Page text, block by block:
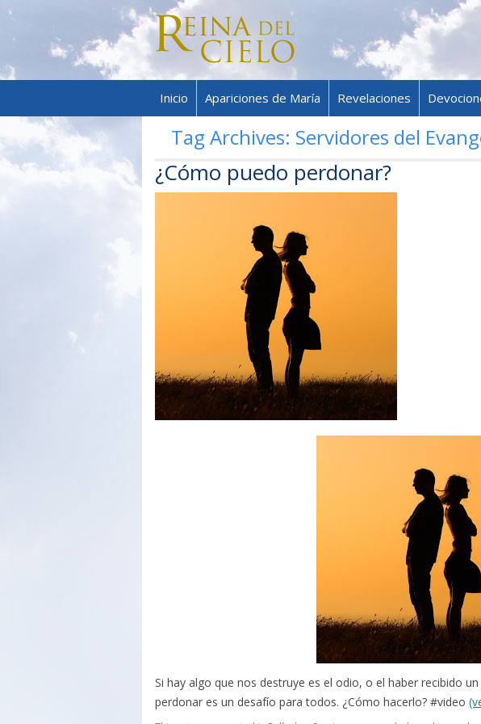
Inicio Apariciones de María Revelaciones
Tag Archives: Servidores del
¿Cómo puedo perdonar?
Si hay algo que nos destruye es el odio, o el haber recibido
perdonar es un desafío para todos. ¿Cómo hacerlo? #video